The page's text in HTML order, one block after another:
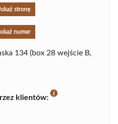
stronę
numer
134 (box 28 wejście B,
klientów: